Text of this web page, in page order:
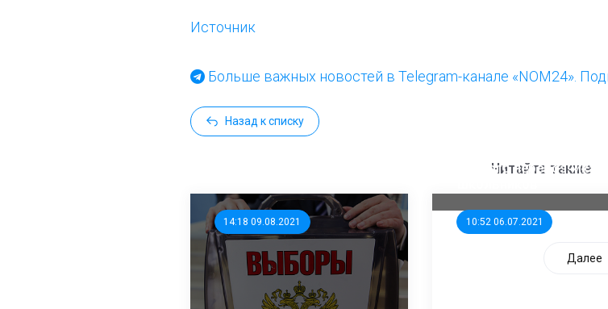
Источник
Больше важных новостей в Telegram-канале «NOM24».
Назад к списку
Читайте также
14:18 09.08.2021 10:52 06.07.2021
единого перевозчика
Далее